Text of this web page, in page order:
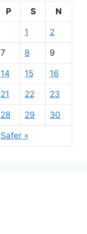
P S N
Safer »
1 2
7 8 9
14 15 16
21 22 23
28 29 30